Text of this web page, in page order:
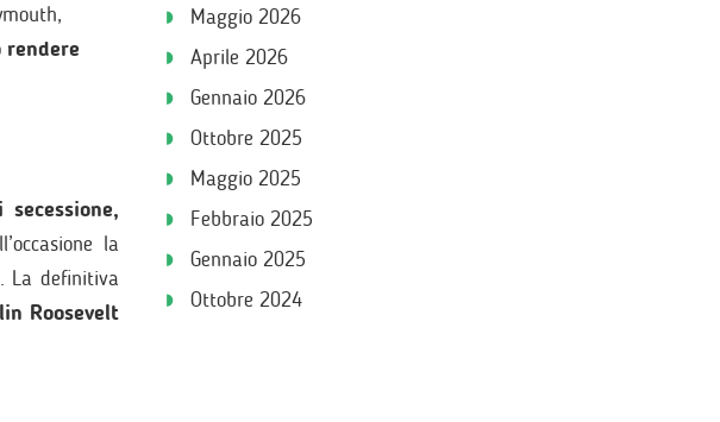
la
La definitiva
Roosevelt
Maggio 2026
Aprile 2026
Gennaio 2026
Ottobre 2025
Maggio 2025
Febbraio 2025
Gennaio 2025
Ottobre 2024